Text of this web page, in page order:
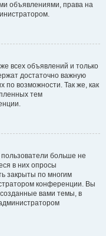
объявлениями, права на
всех объявлений и только
достаточно важную
возможности. Так же, как
тем
больше не
в них опросы
закрыты по многим
конференции. Вы
вами темы, в